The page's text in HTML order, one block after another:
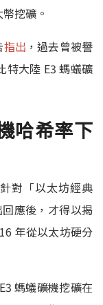
挖礦。
指出 ，過去曾被譽
特大陸 E3螞蟻礦
哈希率下
對「以太坊經典
應後，才得以揭
6 年從以太坊硬分
E3螞蟻礦機挖礦在